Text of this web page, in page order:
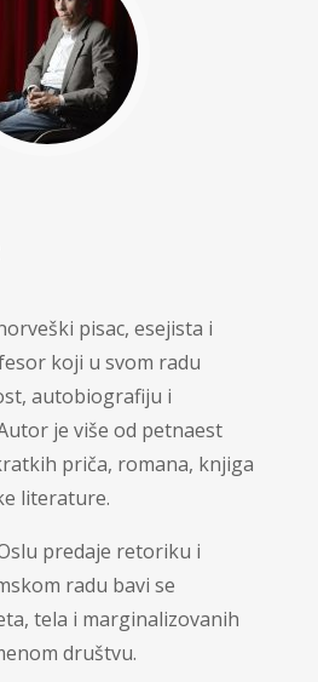
pisac, esejista i
koji u svom radu
autobiografiju i
je više od petnaest
priča, romana, knjiga
literature.
predaje retoriku i
radu bavi se
tela i marginalizovanih
društvu.